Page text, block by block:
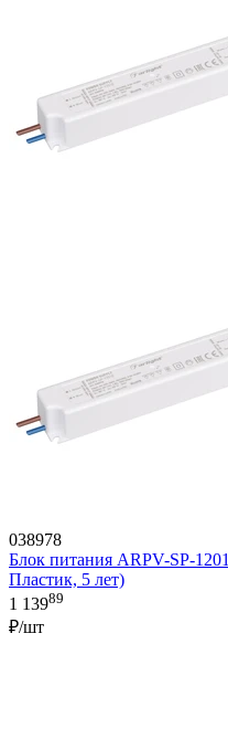
038978
Блок питания ARPV-SP-
Пластик, 5 лет)
1 13989
₽/шт